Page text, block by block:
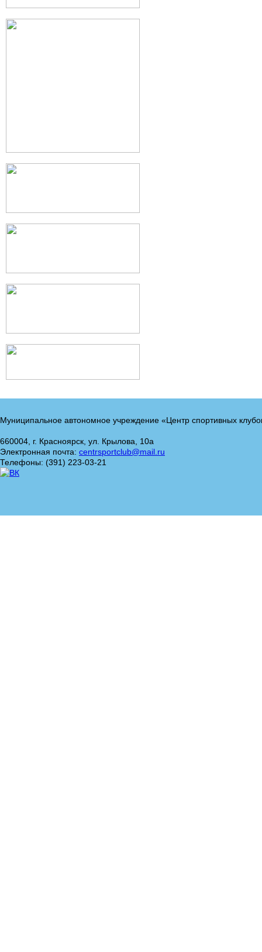
Муниципальное автономное учреждение «Центр спортивных
660004, г. Красноярск, ул. Крылова, 10а
Электронная почта: centrsportclub@mail.ru
Телефоны: (391) 223-03-21